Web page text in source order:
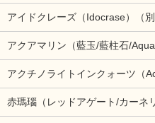
アイドクレーズ（Idocrase）（
アクアマリン（藍玉/藍柱石/
アクチノライトインクォーツ（
赤瑪瑙（レッドアゲート/カーネ